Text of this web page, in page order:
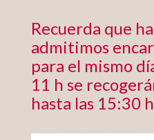
Recuerda que
admitimos
para el mismo
11 h se
hasta las 15:30